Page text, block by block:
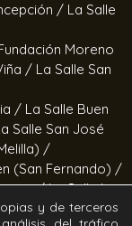
/ La Salle
Moreno
/ La Salle San
/ La Salle Buen
Salle San José
/
(San Fernando) /
/La Salle La
y de terceros